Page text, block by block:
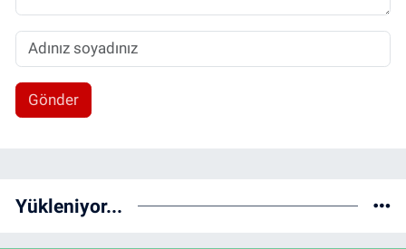
Gönder
Yükleniyor...